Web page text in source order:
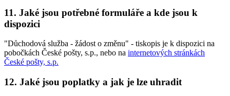
11. Jaké jsou potřebné formuláře a kde jsou k
dispozici
"Důchodová služba - žádost o změnu" - tiskopis je k dispozici na
pobočkách České pošty, s.p., nebo na internetových stránkách
České pošty, s.p.
12. Jaké jsou poplatky a jak je lze uhradit